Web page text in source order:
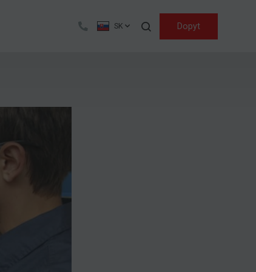
SK Dopyt
Hľadať